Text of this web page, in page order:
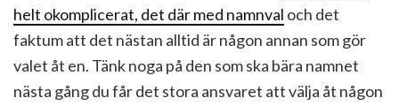
helt okomplicerat, det där med namnval och det
faktum att det nästan alltid är någon annan som gör
valet åt en. Tänk noga på den som ska bära namnet
nästa gång du får det stora ansvaret att välja åt någon